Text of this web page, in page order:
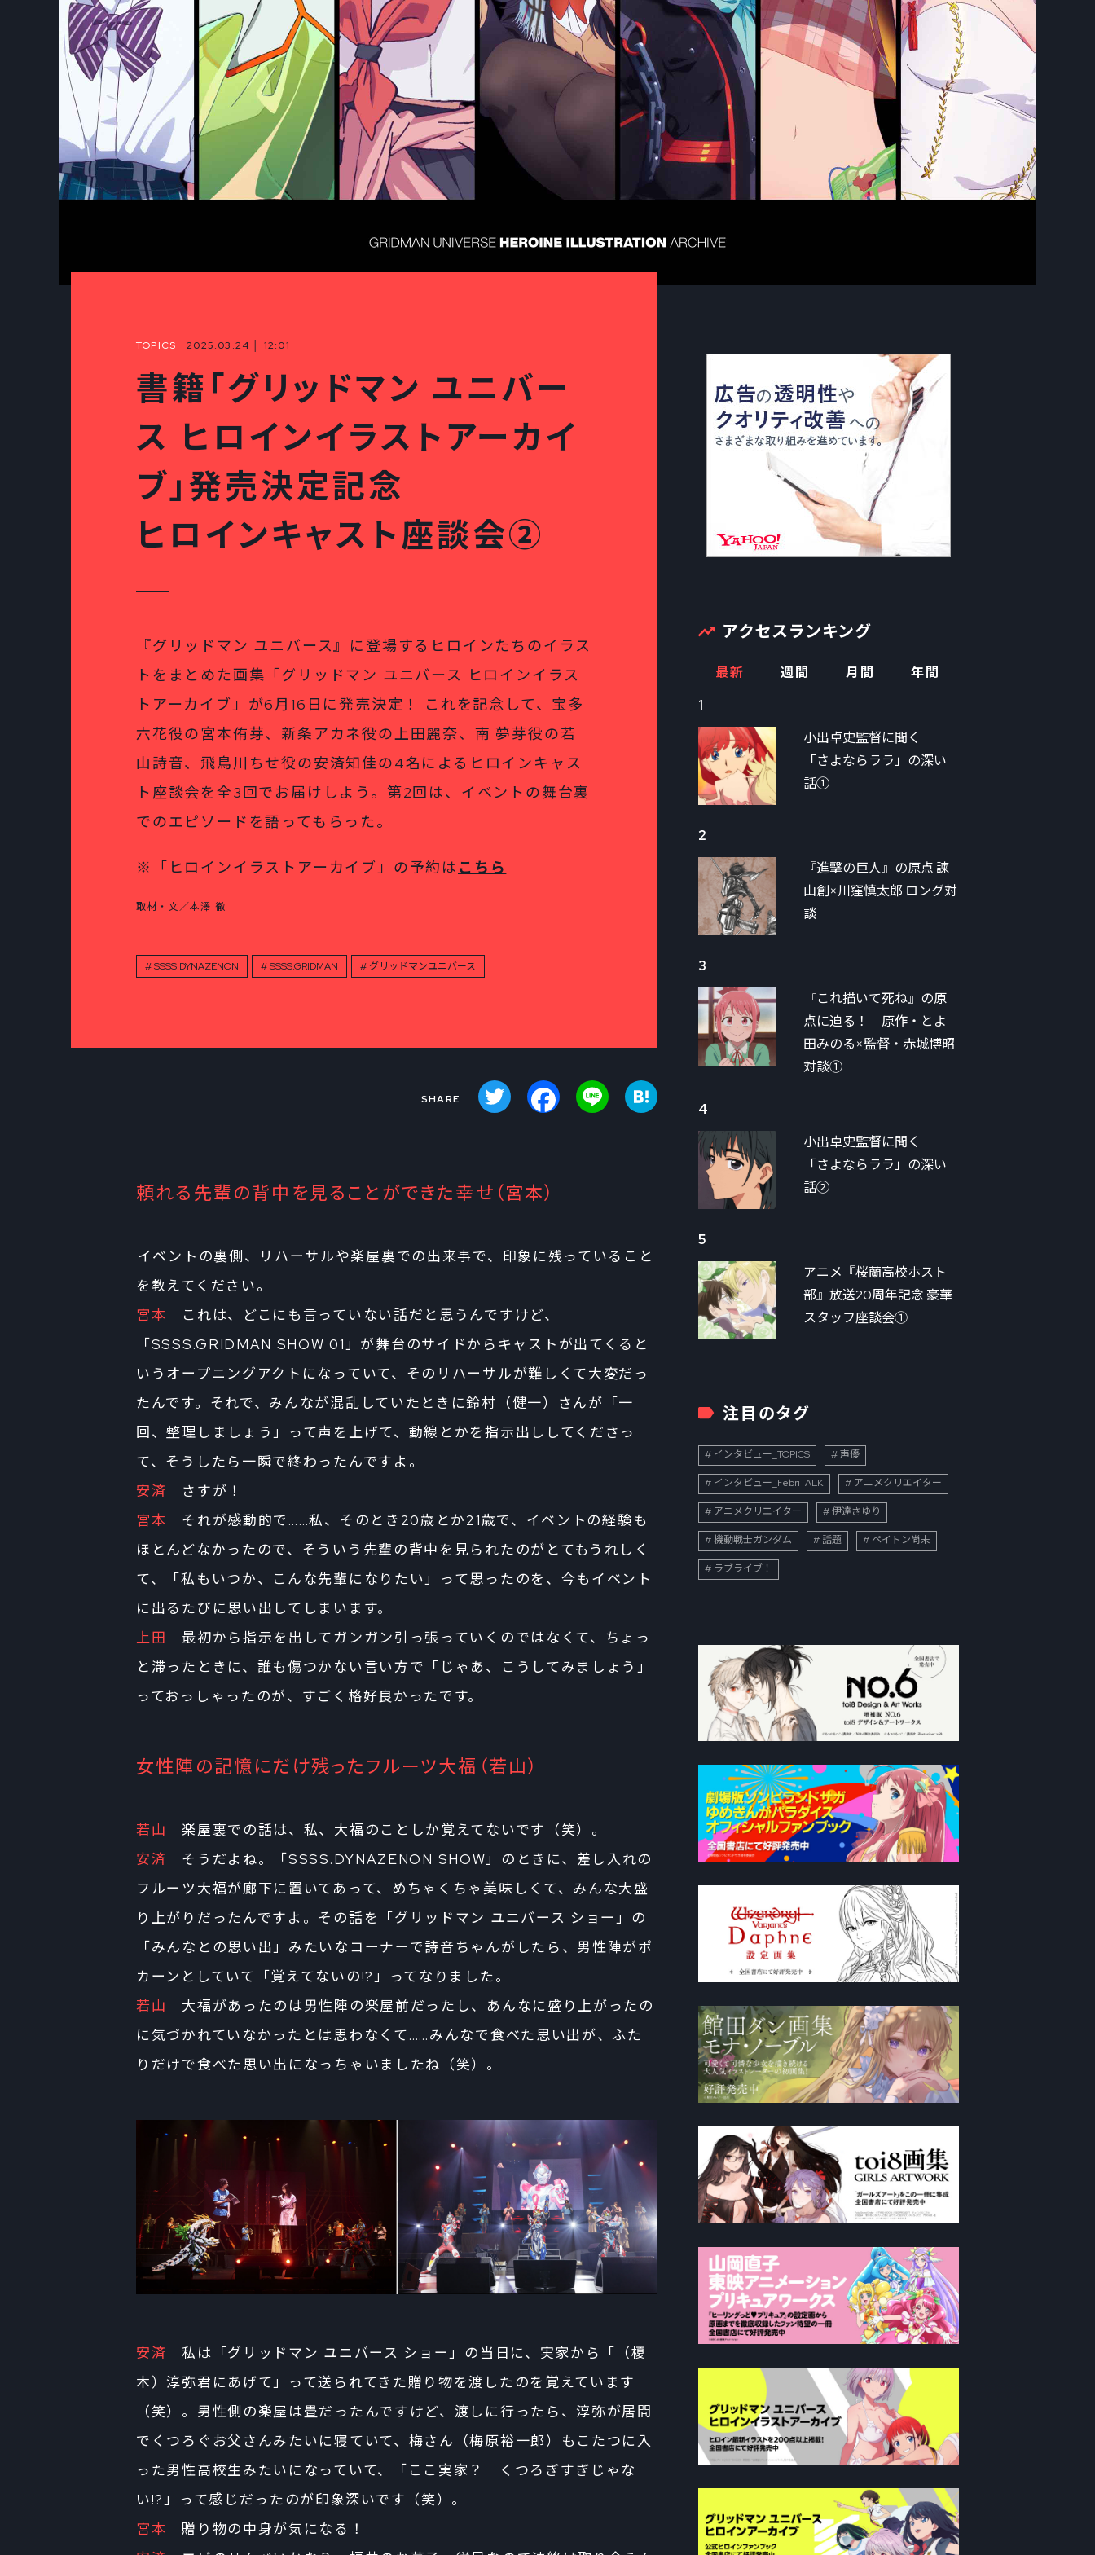
TOPICS 2025.03.24 │ 12:01
書籍「グリッドマン ユニバー
ス ヒロインイラストアーカイ
ブ」発売決定記念
ヒロインキャスト座談会②
『グリッドマン ユニバース』に登場するヒロインたちのイラス
トをまとめた画集「グリッドマン ユニバース ヒロインイラス
トアーカイブ」が6月16日に発売決定！ これを記念して、宝多
六花役の宮本侑芽、新条アカネ役の上田麗奈、南 夢芽役の若
山詩音、飛鳥川ちせ役の安済知佳の4名によるヒロインキャス
ト座談会を全3回でお届けしよう。第2回は、イベントの舞台裏
でのエピソードを語ってもらった。
※「ヒロインイラストアーカイブ」の予約は こちら
取材・文／本澤 徹
SSSS.DYNAZENON SSSS.GRIDMAN グリッドマンユニバース
Twitter Facebook Line
頼れる先輩の背中を見ることができた幸せ（宮本）
――イベントの裏側、リハーサルや楽屋裏での出来事で、印象に残っていること
を教えてください。
宮本 これは、どこにも言っていない話だと思うんですけど、
「SSSS.GRIDMAN SHOW 01」が舞台のサイドからキャストが出てくると
いうオープニングアクトになっていて、そのリハーサルが難しくて大変だっ
たんです。それで、みんなが混乱していたときに鈴村（健一）さんが「一
回、整理しましょう」って声を上げて、動線とかを指示出ししてくださっ
て、そうしたら一瞬で終わったんですよ。
安済
さすが！
宮本 それが感動的で……私、そのとき20歳とか21歳で、イベントの経験も
ほとんどなかったので、そういう先輩の背中を見られたのがとてもうれしく
て、「私もいつか、こんな先輩になりたい」って思ったのを、今もイベント
に出るたびに思い出してしまいます。
上田
最初から指示を出してガンガン引っ張っていくのではなくて、ちょっ
と滞ったときに、誰も傷つかない言い方で「じゃあ、こうしてみましょう」
っておっしゃったのが、すごく格好良かったです。
女性陣の記憶にだけ残ったフルーツ大福（若山）
若山
楽屋裏での話は、私、大福のことしか覚えてないです（笑）。
安済
そうだよね。「SSSS.DYNAZENON SHOW」のときに、差し入れの
フルーツ大福が廊下に置いてあって、めちゃくちゃ美味しくて、みんな大盛
り上がりだったんですよ。その話を「グリッドマン ユニバース ショー」の
「みんなとの思い出」みたいなコーナーで詩音ちゃんがしたら、男性陣がポ
カーンとしていて「覚えてないの!?」ってなりました。
若山
大福があったのは男性陣の楽屋前だったし、あんなに盛り上がったの
に気づかれていなかったとは思わなくて……みんなで食べた思い出が、ふた
りだけで食べた思い出になっちゃいましたね（笑）。
安済
私は「グリッドマン ユニバース ショー」の当日に、実家から「（榎
木）淳弥君にあげて」って送られてきた贈り物を渡したのを覚えています
（笑）。男性側の楽屋は畳だったんですけど、渡しに行ったら、淳弥が居間
でくつろぐお父さんみたいに寝ていて、梅さん（梅原裕一郎）もこたつに入
った男性高校生みたいになっていて、「ここ実家？ くつろぎすぎじゃな
い!?」って感じだったのが印象深いです（笑）。
宮本 贈り物の中身が気になる！
アクセスランキング
最新 週間 月間
年間
1
小出卓史監督に聞く
「さよならララ」の深い
話①
2
『進撃の巨人』の原点 諫
山創×川窪慎太郎 ロング対
談
3
『これ描いて死ね』の原
点に迫る！ 原作・とよ
田みのる×監督・赤城博昭
対談①
4
小出卓史監督に聞く
「さよならララ」の深い
話②
5
アニメ『桜蘭高校ホスト
部』放送20周年記念 豪華
スタッフ座談会①
注目のタグ
インタビュー_TOPICS 声優
インタビュー_FebriTALK アニメクリエイター
アニメクリエイター 伊達さゆり
機動戦士ガンダム 話題 ペイトン尚未
ラブライブ！